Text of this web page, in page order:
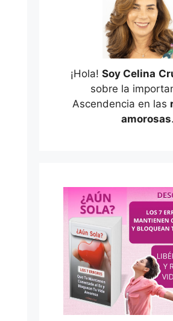
¡Hola! Soy Celina
sobre la
Ascendencia en las
amorosas.